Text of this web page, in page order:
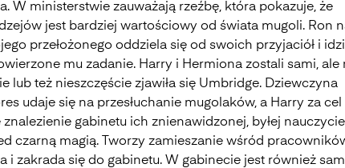
W ministerstwie zauważają rzeźbę, która pokazuje, że
jest bardziej wartościowy od świata mugoli. Ron
przełożonego oddziela się od swoich przyjaciół i
mu zadanie. Harry i Hermiona zostali sami, ale
lub też nieszczęście zjawiła się Umbridge. Dziewczyna
udaje się na przesłuchanie mugolaków, a Harry za cel
znalezienie gabinetu ich znienawidzonej, byłej
czarną magią. Tworzy zamieszanie wśród
i zakrada się do gabinetu. W gabinecie jest również sam